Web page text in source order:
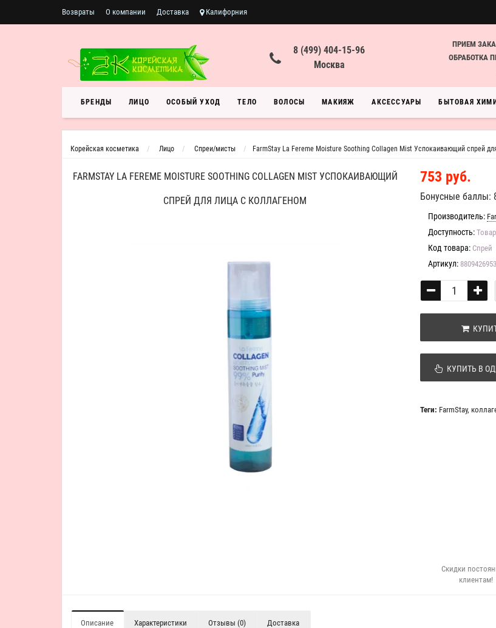
Возвраты О компании Доставка Калифорния
8 (499) 404-15-96
Москва
ПРИЕМ
ОБРАБОТКА
БРЕНДЫ ЛИЦО ОСОБЫЙ УХОД ТЕЛО ВОЛОСЫ МАКИЯЖ АКСЕССУАРЫ БЫТОВАЯ
Корейская косметика Лицо Спреи/мисты FarmStay La Fereme Moisture Soothing Collagen Mist Успокаивающий спрей
FARMSTAY LA FEREME MOISTURE SOOTHING COLLAGEN MIST УСПОКАИВАЮЩИЙ
СПРЕЙ ДЛЯ ЛИЦА С КОЛЛАГЕНОМ
753 руб.
Бонусные баллы:
Производитель:
Доступность:
Код товара: Спрей
Артикул:
КУПИТЬ В
Теги: FarmStay,
Скидки
клиентам!
Описание Характеристики Отзывы (0) Доставка